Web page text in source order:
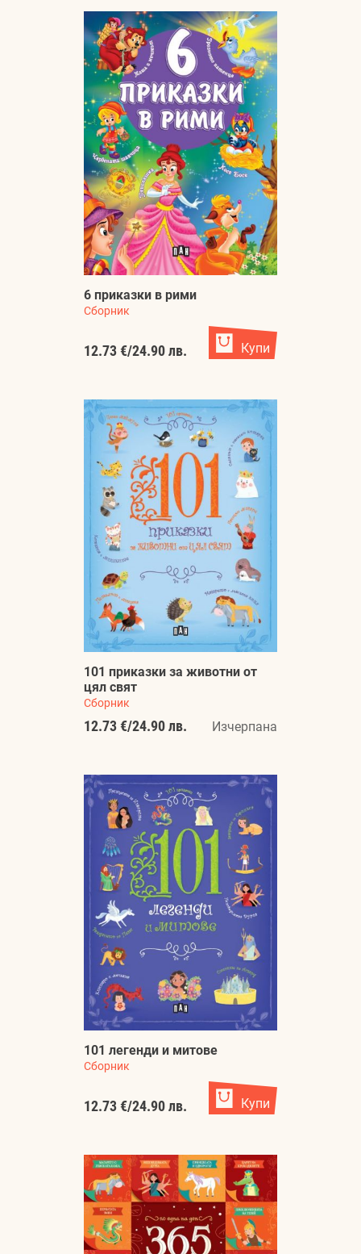
6 приказки в рими
Сборник
12.73 €/24.90 лв. Купи
101 приказки за животни от
цял свят
Сборник
12.73 €/24.90 лв. Изчерпана
101 легенди и митове
Сборник
12.73 €/24.90 лв. Купи